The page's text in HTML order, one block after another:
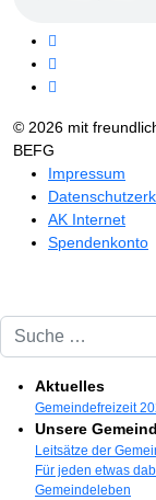
© 2026 mit
BEFG
Impressum
AK Internet
Spendenkonto
Suchen
Aktuelles
Gemeindefreizeit
Unsere
Leitsätze der
Für jeden etwas
Gemeindeleben